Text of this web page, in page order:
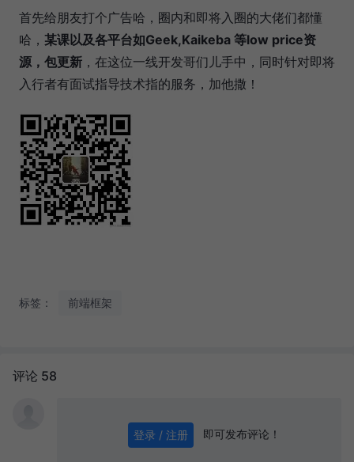
首先给朋友打个广告哈，圈内和即将入圈的大佬们都懂
哈， 某课以及各平台如Geek,Kaikeba 等low price资
源，包更新 ，在这位一线开发哥们儿手中，同时针对即将
入行者有面试指导技术指的服务，加他撒！
标签： 前端框架
评论 58
登录 / 注册 即可发布评论！